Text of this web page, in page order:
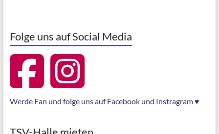
Folge uns auf Social Media
Werde Fan und folge uns auf Facebook und Instragram ♥